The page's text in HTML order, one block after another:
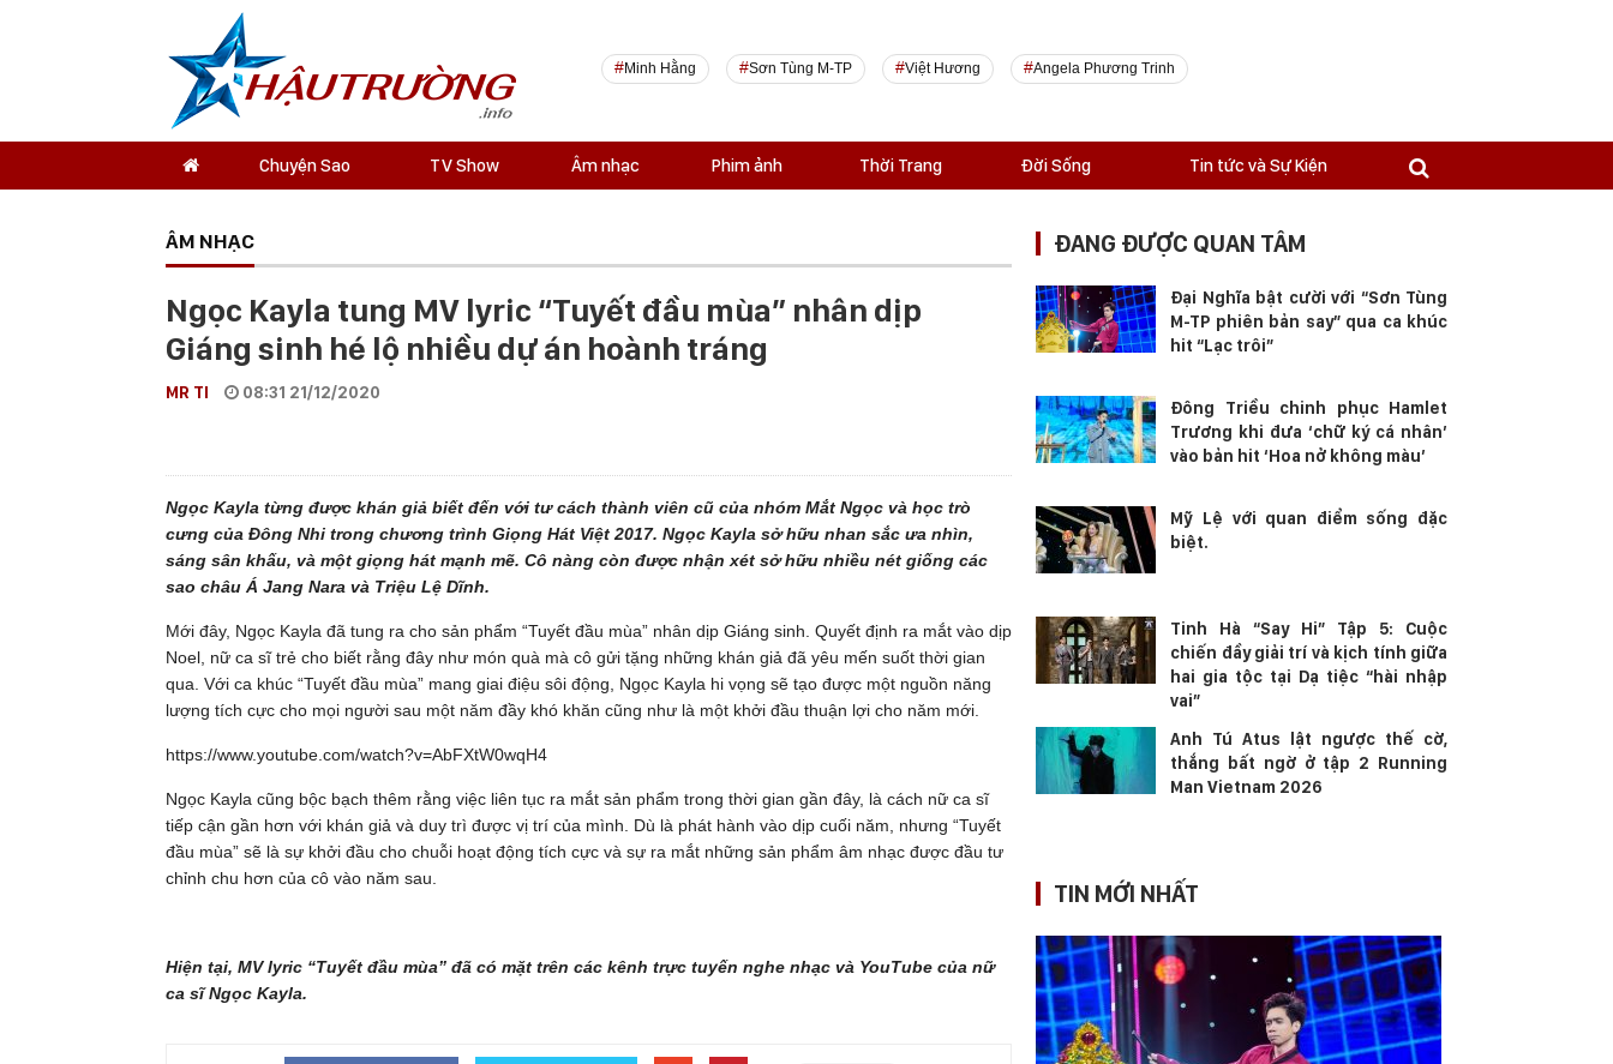
Minh Hằng Sơn Tùng M-TP Việt Hương Angela Phương Trinh
Chuyện Sao TV Show Âm nhạc Phim ảnh Thời Trang Đời Sống Tin tức và Sự Kiện
ÂM NHẠC
Ngọc Kayla tung MV lyric “Tuyết đầu mùa” nhân dịp
Giáng sinh hé lộ nhiều dự án hoành tráng
MR TI 08:31 21/12/2020
Ngọc Kayla từng được khán giả biết đến với tư cách thành viên cũ của nhóm Mắt Ngọc và học trò
cưng của Đông Nhi trong chương trình Giọng Hát Việt 2017. Ngọc Kayla sở hữu nhan sắc ưa nhìn,
sáng sân khấu, và một giọng hát mạnh mẽ. Cô nàng còn được nhận xét sở hữu nhiều nét giống các
sao châu Á Jang Nara và Triệu Lệ Dĩnh.
Mới đây, Ngọc Kayla đã tung ra cho sản phẩm “Tuyết đầu mùa” nhân dịp Giáng sinh. Quyết định ra mắt vào dịp
Noel, nữ ca sĩ trẻ cho biết rằng đây như món quà mà cô gửi tặng những khán giả đã yêu mến suốt thời gian
qua. Với ca khúc “Tuyết đầu mùa” mang giai điệu sôi động, Ngọc Kayla hi vọng sẽ tạo được một nguồn năng
lượng tích cực cho mọi người sau một năm đầy khó khăn cũng như là một khởi đầu thuận lợi cho năm mới.
https://www.youtube.com/watch?v=AbFXtW0wqH4
Ngọc Kayla cũng bộc bạch thêm rằng việc liên tục ra mắt sản phẩm trong thời gian gần đây, là cách nữ ca sĩ
tiếp cận gần hơn với khán giả và duy trì được vị trí của mình. Dù là phát hành vào dịp cuối năm, nhưng “Tuyết
đầu mùa” sẽ là sự khởi đầu cho chuỗi hoạt động tích cực và sự ra mắt những sản phẩm âm nhạc được đầu tư
chỉnh chu hơn của cô vào năm sau.
Hiện tại, MV lyric “Tuyết đầu mùa” đã có mặt trên các kênh trực tuyến nghe nhạc và YouTube của nữ
ca sĩ Ngọc Kayla.
ĐANG ĐƯỢC QUAN TÂM
Đại Nghĩa bật cười với “Sơn Tùng
M-TP phiên bản say” qua ca khúc
hit “Lạc trôi”
Đông Triều chinh phục Hamlet
Trương khi đưa ‘chữ ký cá nhân’
vào bản hit ‘Hoa nở không màu’
Mỹ Lệ với quan điểm sống đặc
biệt.
Tinh Hà “Say Hi” Tập 5: Cuộc
chiến đầy giải trí và kịch tính giữa
hai gia tộc tại Dạ tiệc “hài nhập
vai”
Anh Tú Atus lật ngược thế cờ,
thắng bất ngờ ở tập 2 Running
Man Vietnam 2026
TIN MỚI NHẤT